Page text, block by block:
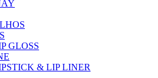
GLOSS
& LIP LINER